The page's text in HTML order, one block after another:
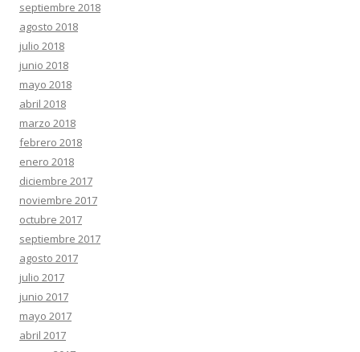
septiembre 2018
agosto 2018
julio 2018
junio 2018
mayo 2018
abril 2018
marzo 2018
febrero 2018
enero 2018
diciembre 2017
noviembre 2017
octubre 2017
septiembre 2017
agosto 2017
julio 2017
junio 2017
mayo 2017
abril 2017